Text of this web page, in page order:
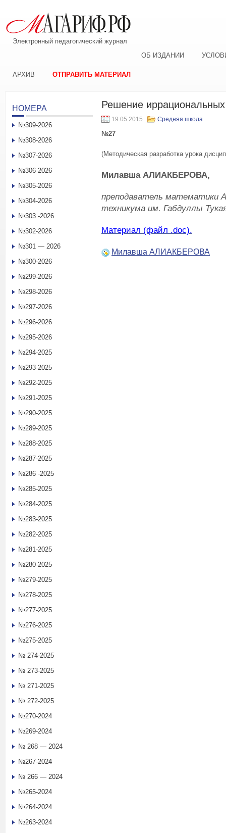
Электронный педагогический журнал
ОБ ИЗДАНИИ
АРХИВ ОТПРАВИТЬ МАТЕРИАЛ
Решение
19.05.2015 Средняя школа
№27
(Методическая разработка урока
Милавша АЛИАКБЕРОВА,
преподаватель математики
техникума им. Габдуллы
Материал (файл .doc).
Милавша АЛИАКБЕРОВА
НОМЕРА
№309-2026
№308-2026
№307-2026
№306-2026
№305-2026
№304-2026
№303 -2026
№302-2026
№301 — 2026
№300-2026
№299-2026
№298-2026
№297-2026
№296-2026
№295-2026
№294-2025
№293-2025
№292-2025
№291-2025
№290-2025
№289-2025
№288-2025
№287-2025
№286 -2025
№285-2025
№284-2025
№283-2025
№282-2025
№281-2025
№280-2025
№279-2025
№278-2025
№277-2025
№276-2025
№275-2025
№ 274-2025
№ 273-2025
№ 271-2025
№ 272-2025
№270-2024
№269-2024
№ 268 — 2024
№267-2024
№ 266 — 2024
№265-2024
№264-2024
№263-2024